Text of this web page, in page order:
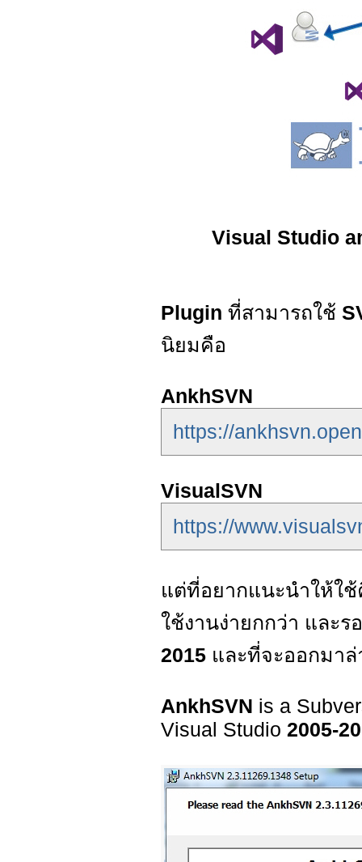
Visual Studio
Plugin ที่สามารถใช้
นิยมคือ
AnkhSVN
https://
VisualSVN
https://
แต่ที่อยากแนะนำให้ใ
ใช้งานง่ายกกว่า และร
2015 และที่จะออกมา
AnkhSVN is a
Visual Studio 2005-